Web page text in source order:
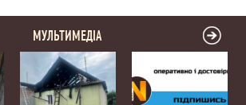
МУЛЬТИМЕДІА